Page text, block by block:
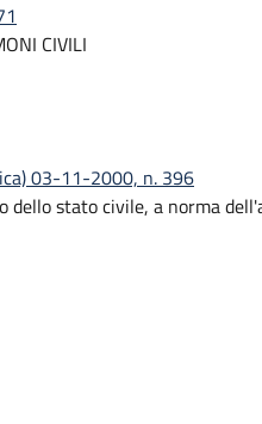
CIVILI
03-11-2000, n. 396
stato civile, a norma